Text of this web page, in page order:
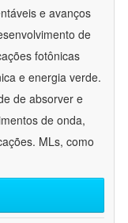
e avanços
de
fotônicas
e energia verde.
de absorver e
de onda,
MLs, como